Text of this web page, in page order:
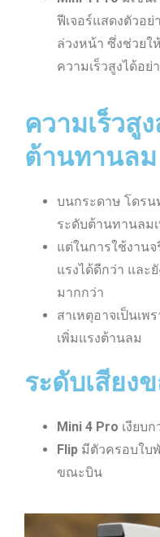
ฟีเจอร์แสดงตัวอ
ล่วงหน้า ซึ่งช่วย
ความเร็วสูงได้อย่
ความเร็วสู
ต้านทานลม
บนกระดาษ โดรน
ระดับต้านทานลม
แต่ในการใช้งานจ
แรงได้ดีกว่า และ
มากกว่า
สาเหตุอาจเป็นเพร
เพิ่มแรงต้านลม
ระดับเสียง
Mini 4 Pro เงียบ
Flipมีตัวครอบใบพั
ขณะบิน